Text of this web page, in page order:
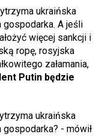
ukraińska
gospodarka. A jeśli
więcej sankcji i
ropę, rosyjska
załamania,
Putin będzie
ukraińska
gospodarka? - mówił